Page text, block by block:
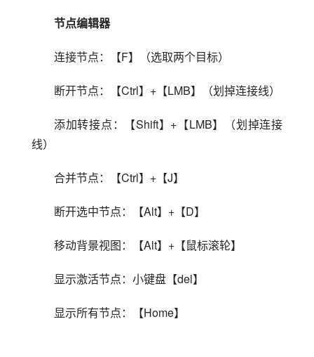
节点编辑器
连接节点：【F】（选取两个目标）
断开节点：【Ctrl】+【LMB】（划掉连接线）
添加转接点：【Shift】+【LMB】（划掉连接
线）
合并节点：【Ctrl】+【J】
断开选中节点：【Alt】+【D】
移动背景视图：【Alt】+【鼠标滚轮】
显示激活节点：小键盘【del】
显示所有节点：【Home】